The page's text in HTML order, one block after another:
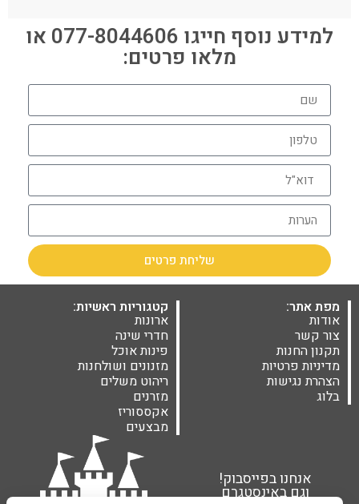
למידע נוסף חייגו 077-8044606 או
מלאו פרטים:
שליחת פרטים
מפת אתר:
אודות
צור קשר
תקנון החנות
מדיניות פרטיות
הצהרת נגישות
בלוג
קטגוריות ראשיות:
ארונות
חדרי שינה
פינות אוכל
מזנונים ושולחנות
ריהוט משלים
מזרנים
אקססוריז
מבצעים
אנחנו בפייסבוק!
וגם באינסטגרם